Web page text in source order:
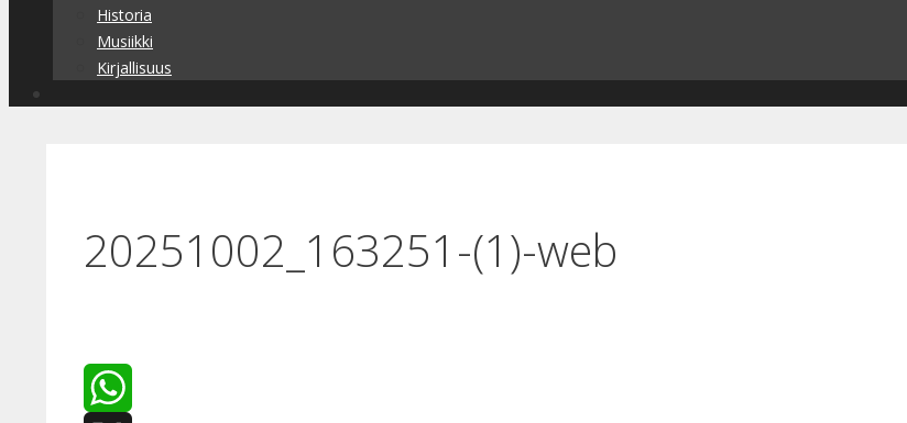
Historia
Musiikki
Kirjallisuus
20251002_163251-(1)-web